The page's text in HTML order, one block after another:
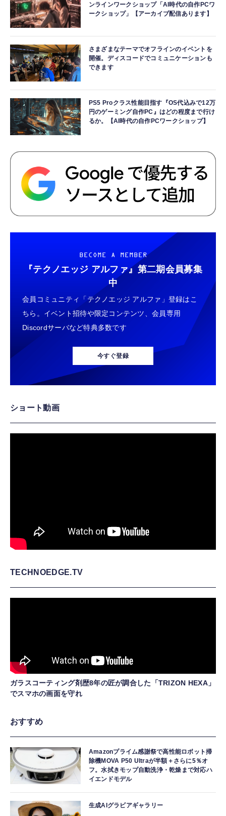
ンラインワークショップ「AI時代の自作PCワ
ークショップ」【アーカイブ配信あります】
さまざまなテーマでオフラインのイベントを
開催。ディスコードでコミュニケーションも
できます
PS5 Proクラス性能目指す『OS代込みで12万
円のゲーミング自作PC』はどの程度まで行け
るか。【AI時代の自作PCワークショップ】
BECOME A MEMBER
『テクノエッジ アルファ』 第二期会員募集
中
会員コミュニティ「テクノエッジ アルファ」登録はこ
ちら。イベント招待や限定コンテンツ、会員専用
Discordサーバなど特典多数です
今すぐ登録
ショート動画
TECHNOEDGE.TV
ガラスコーティング剤歴8年の匠が調合した「TRIZON HEXA」
でスマホの画面を守れ
おすすめ
Amazonプライム感謝祭で高性能ロボット掃
除機MOVA P50 Ultraが半額＋さらに5％オ
フ。水拭きモップ自動洗浄・乾燥まで対応ハ
イエンドモデル
生成AIグラビアギャラリー